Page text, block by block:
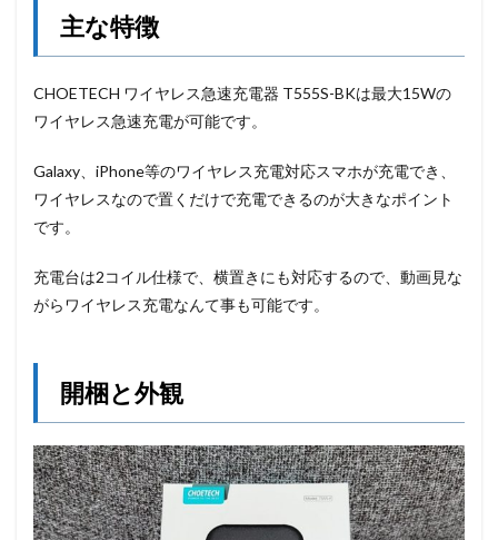
主な特徴
CHOETECH ワイヤレス急速充電器 T555S-BKは最大15Wの
ワイヤレス急速充電が可能です。
Galaxy、iPhone等のワイヤレス充電対応スマホが充電でき、
ワイヤレスなので置くだけで充電できるのが大きなポイント
です。
充電台は2コイル仕様で、横置きにも対応するので、動画見な
がらワイヤレス充電なんて事も可能です。
開梱と外観